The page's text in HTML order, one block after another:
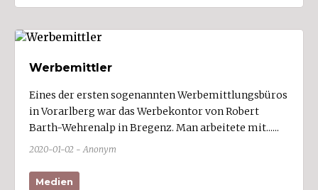
Dünserberg (1)
Egg
Eichenberg
Frastanz (3)
Werbemittler
Eines der ersten sogenannten Werbemittlungsbüros
in Vorarlberg war das Werbekontor von Robert
Barth-Wehrenalp in Bregenz. Man arbeitete mit......
2020-01-02 - Anonym
Medien